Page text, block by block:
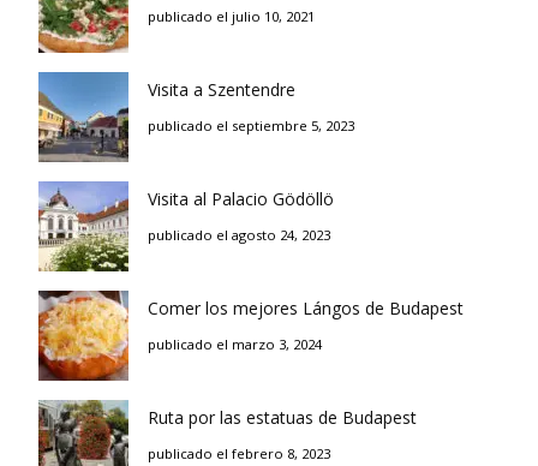
publicado el julio 10, 2021
Visita a Szentendre
publicado el septiembre 5, 2023
Visita al Palacio Gödöllö
publicado el agosto 24, 2023
Comer los mejores Lángos de Budapest
publicado el marzo 3, 2024
Ruta por las estatuas de Budapest
publicado el febrero 8, 2023